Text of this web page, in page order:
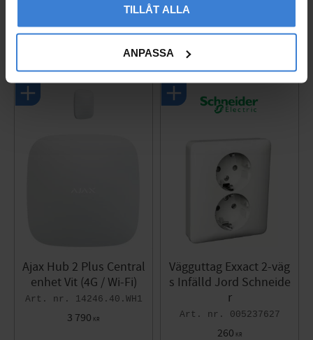
TILLÅT ALLA
ANPASSA
Populära produkter
Ajax Hub 2 Plus Central
enhet Vit (4G / Wi-Fi)
14246.40.WH1
3 790 KR
Vägguttag Exxact 2-väg
s Infälld Jord Schneide
r
005237627
260 KR